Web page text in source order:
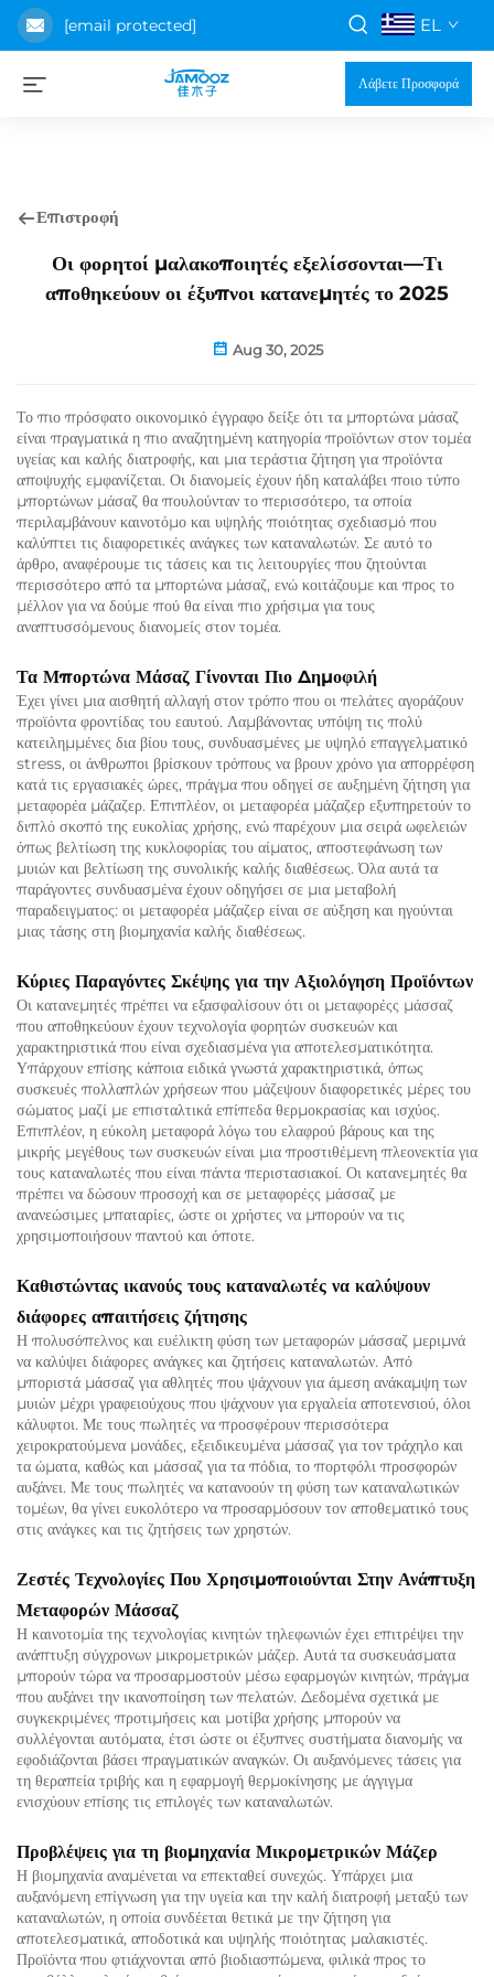
[email protected] EL
Λάβετε Προσφορά
Επιστροφή
Οι φορητοί μαλακοποιητές εξελίσσονται—Τι
αποθηκεύουν οι έξυπνοι κατανεμητές το 2025
Aug 30, 2025
Το πιο πρόσφατο οικονομικό έγγραφο δείξε ότι τα μπορτώνα μάσαζ
είναι πραγματικά η πιο αναζητημένη κατηγορία προϊόντων στον τομέα
υγείας και καλής διατροφής, και μια τεράστια ζήτηση για προϊόντα
αποψυχής εμφανίζεται. Οι διανομείς έχουν ήδη καταλάβει ποιο τύπο
μπορτώνων μάσαζ θα πουλούνταν το περισσότερο, τα οποία
περιλαμβάνουν καινοτόμο και υψηλής ποιότητας σχεδιασμό που
καλύπτει τις διαφορετικές ανάγκες των καταναλωτών. Σε αυτό το
άρθρο, αναφέρουμε τις τάσεις και τις λειτουργίες που ζητούνται
περισσότερο από τα μπορτώνα μάσαζ, ενώ κοιτάζουμε και προς το
μέλλον για να δούμε πού θα είναι πιο χρήσιμα για τους
αναπτυσσόμενους διανομείς στον τομέα.
Τα Μπορτώνα Μάσαζ Γίνονται Πιο Δημοφιλή
Έχει γίνει μια αισθητή αλλαγή στον τρόπο που οι πελάτες αγοράζουν
προϊόντα φροντίδας του εαυτού. Λαμβάνοντας υπόψη τις πολύ
κατειλημμένες δια βίου τους, συνδυασμένες με υψηλό επαγγελματικό
stress, οι άνθρωποι βρίσκουν τρόπους να βρουν χρόνο για απορρέφση
κατά τις εργασιακές ώρες, πράγμα που οδηγεί σε αυξημένη ζήτηση για
μεταφορέα μάζαζερ. Επιπλέον, οι μεταφορέα μάζαζερ εξυπηρετούν το
διπλό σκοπό της ευκολίας χρήσης, ενώ παρέχουν μια σειρά ωφελειών
όπως βελτίωση της κυκλοφορίας του αίματος, αποστεφάνωση των
μυιών και βελτίωση της συνολικής καλής διαθέσεως. Όλα αυτά τα
παράγοντες συνδυασμένα έχουν οδηγήσει σε μια μεταβολή
παραδειγματος: οι μεταφορέα μάζαζερ είναι σε αύξηση και ηγούνται
μιας τάσης στη βιομηχανία καλής διαθέσεως.
Κύριες Παραγόντες Σκέψης για την Αξιολόγηση Προϊόντων
Οι κατανεμητές πρέπει να εξασφαλίσουν ότι οι μεταφορέςς μάσσαζ
που αποθηκεύουν έχουν τεχνολογία φορητών συσκευών και
χαρακτηριστικά που είναι σχεδιασμένα για αποτελεσματικότητα.
Υπάρχουν επίσης κάποια ειδικά γνωστά χαρακτηριστικά, όπως
συσκευές πολλαπλών χρήσεων που μάζεψουν διαφορετικές μέρες του
σώματος μαζί με επισταλτικά επίπεδα θερμοκρασίας και ισχύος.
Επιπλέον, η εύκολη μεταφορά λόγω του ελαφρού βάρους και της
μικρής μεγέθους των συσκευών είναι μια προστιθέμενη πλεονεκτία για
τους καταναλωτές που είναι πάντα περιστασιακοί. Οι κατανεμητές θα
πρέπει να δώσουν προσοχή και σε μεταφορέςς μάσσαζ με
ανανεώσιμες μπαταρίες, ώστε οι χρήστες να μπορούν να τις
χρησιμοποιήσουν παντού και όποτε.
Καθιστώντας ικανούς τους καταναλωτές να καλύψουν
διάφορες απαιτήσεις ζήτησης
Η πολυσόπελνος και ευέλικτη φύση των μεταφορών μάσσαζ μεριμνά
να καλύψει διάφορες ανάγκες και ζητήσεις καταναλωτών. Από
μποριστά μάσσαζ για αθλητές που ψάχνουν για άμεση ανάκαμψη των
μυιών μέχρι γραφειούχους που ψάχνουν για εργαλεία αποτενσιού, όλοι
κάλυφτοι. Με τους πωλητές να προσφέρουν περισσότερα
χειροκρατούμενα μονάδες, εξειδικευμένα μάσσαζ για τον τράχηλο και
τα ώματα, καθώς και μάσσαζ για τα πόδια, το πορτφόλι προσφορών
αυξάνει. Με τους πωλητές να κατανοούν τη φύση των καταναλωτικών
τομέων, θα γίνει ευκολότερο να προσαρμόσουν τον αποθεματικό τους
στις ανάγκες και τις ζητήσεις των χρηστών.
Ζεστές Τεχνολογίες Που Χρησιμοποιούνται Στην Ανάπτυξη
Μεταφορών Μάσσαζ
Η καινοτομία της τεχνολογίας κινητών τηλεφωνιών έχει επιτρέψει την
ανάπτυξη σύγχρονων μικρομετρικών μάζερ. Αυτά τα συσκευάσματα
μπορούν τώρα να προσαρμοστούν μέσω εφαρμογών κινητών, πράγμα
που αυξάνει την ικανοποίηση των πελατών. Δεδομένα σχετικά με
συγκεκριμένες προτιμήσεις και μοτίβα χρήσης μπορούν να
συλλέγονται αυτόματα, έτσι ώστε οι έξυπνες συστήματα διανομής να
εφοδιάζονται βάσει πραγματικών αναγκών. Οι αυξανόμενες τάσεις για
τη θεραπεία τριβής και η εφαρμογή θερμοκίνησης με άγγιγμα
ενισχύουν επίσης τις επιλογές των καταναλωτών.
Προβλέψεις για τη βιομηχανία Μικρομετρικών Μάζερ
Η βιομηχανία αναμένεται να επεκταθεί συνεχώς. Υπάρχει μια
αυξανόμενη επίγνωση για την υγεία και την καλή διατροφή μεταξύ των
καταναλωτών, η οποία συνδέεται θετικά με την ζήτηση για
αποτελεσματικά, αποδοτικά και υψηλής ποιότητας μαλακιστές.
Προϊόντα που φτιάχνονται από βιοδιασπώμενα, φιλικά προς το